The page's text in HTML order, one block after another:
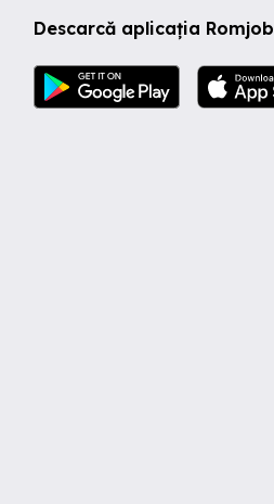
Descarcă aplicația Romjob